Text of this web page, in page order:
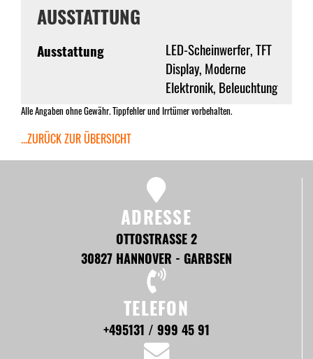
AUSSTATTUNG
Ausstattung
LED-Scheinwerfer, TFT
Display, Moderne
Elektronik, Beleuchtung
Alle Angaben ohne Gewähr. Tippfehler und Irrtümer vorbehalten.
...ZURÜCK ZUR ÜBERSICHT
ADRESSE
OTTOSTRASSE 2
30827 HANNOVER - GARBSEN
TELEFON
+495131 / 999 45 91